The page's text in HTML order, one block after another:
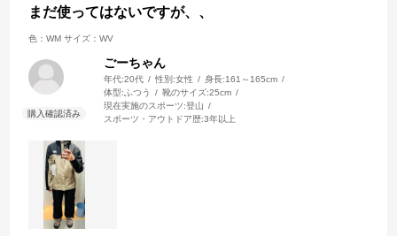
まだ使ってはないですが、、
色：WM サイズ：WV
ごーちゃん
年代:20代 性別:女性 身長:161～165cm
体型: ふつう 靴のサイズ:25cm
現在実施のスポーツ:登山
スポーツ・アウトドア歴:3年以上